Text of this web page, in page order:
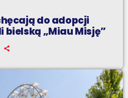
do adopcji
bielską „Miau Misję”